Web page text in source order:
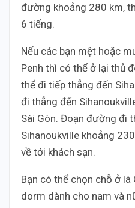
đường khoảng 280 km,
6 tiếng.
Nếu các bạn mệt hoặc
Penh thì có thể ở lại thủ
thể đi tiếp thẳng đến
đi thẳng đến
Sài Gòn. Đoạn đường đi
Sihanoukville khoảng
về tới khách sạn.
Bạn có thể chọn chỗ ở
dorm dành cho nam và